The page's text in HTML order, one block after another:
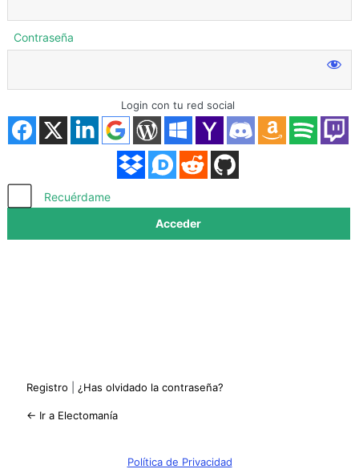
Acceder
Contraseña
Login con tu red social
Recuérdame
Registro ¿Has olvidado la contraseña?
← Ir a Electomanía
Política de Privacidad